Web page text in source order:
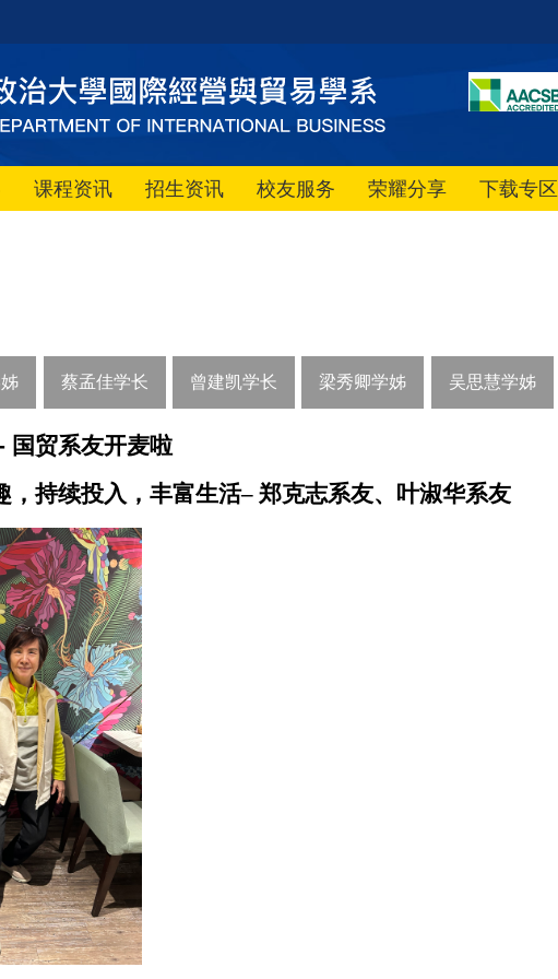
课程资讯 招生资讯 校友服务 荣耀分享 下载专区
蔡孟佳学长 曾建凯学长 梁秀卿学姊 吴思慧学姊
国贸系友开麦啦
，持续投入，丰富生活– 郑克志系友、叶淑华系友